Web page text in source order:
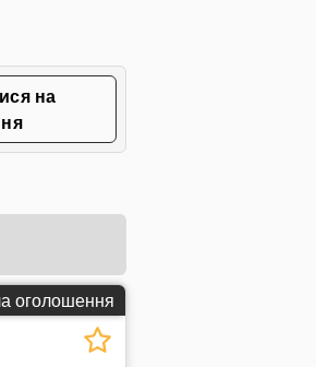
на
оголошення